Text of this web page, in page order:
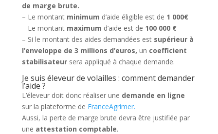
de marge brute.
– Le montantminimum d’aide éligible est de 1 000€
– Le montant maximum d’aide est de 100 000 €
– Si le montant des aides demandées est supérieur à
l’enveloppe de 3 millions d’euros, un coefficient
stabilisateur sera appliqué à chaque demande.
Je suis éleveur de volailles : comment demander
l’aide ?
L’éleveur doit donc réaliser une demande en ligne
sur la plateforme de FranceAgrimer.
Aussi, la perte de marge brute devra être justifiée par
une attestation comptable.